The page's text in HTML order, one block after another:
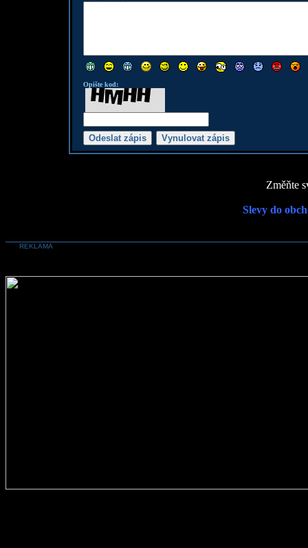
Opište kod:
Změňte
Slevy do
REKLAMA